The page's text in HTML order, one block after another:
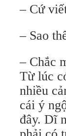
– Cứ
– Sao
– Chắc
Từ lúc
nhiều
cái ý
đây. Dĩ